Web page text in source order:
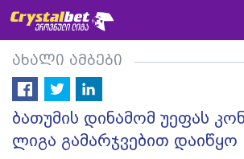
ახალი ამბები
ბათუმის დინამომ უეფას
ლიგა გამარჯვებით დაიწყო